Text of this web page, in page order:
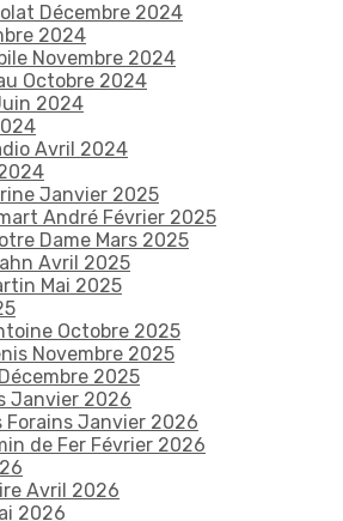
Décembre 2024
2024
Novembre 2024
Octobre 2024
2024
Avril 2024
Janvier 2025
André Février 2025
Dame Mars 2025
Avril 2025
Mai 2025
Octobre 2025
Novembre 2025
2025
Janvier 2026
Forains Janvier 2026
de Fer Février 2026
Avril 2026
2026